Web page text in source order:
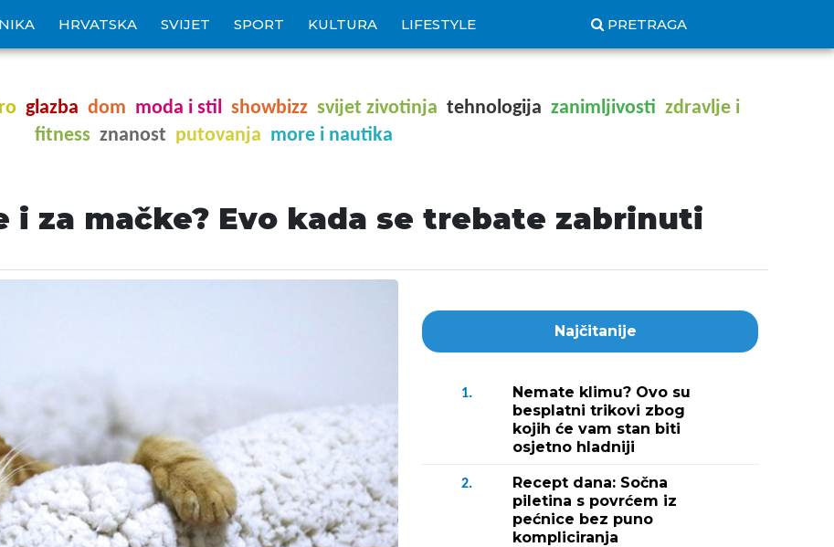
HRVATSKA SVIJET SPORT KULTURA LIFESTYLE PRETRAGA
glazba dom moda i stil showbizz svijet zivotinja tehnologija zanimljivosti zdravlje i
fitness znanost putovanja more i nautika
i za mačke? Evo kada se trebate zabrinuti
Najčitanije
1.
Nemate klimu? Ovo su
besplatni trikovi zbog
kojih će vam stan biti
osjetno hladniji
2.
Recept dana: Sočna
piletina s povrćem iz
pećnice bez puno
kompliciranja